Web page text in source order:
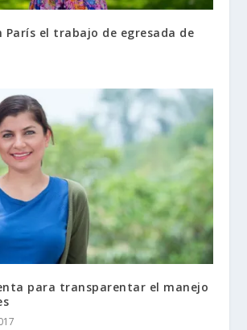
París el trabajo de egresada de
para transparentar el manejo